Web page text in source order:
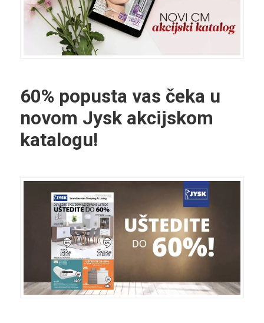
60% popusta vas čeka u
novom Jysk akcijskom
katalogu!